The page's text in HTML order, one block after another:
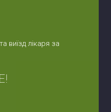
виїзд лікаря за